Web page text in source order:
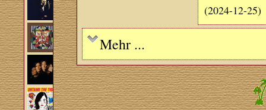
(2024-12-25)
Mehr ...